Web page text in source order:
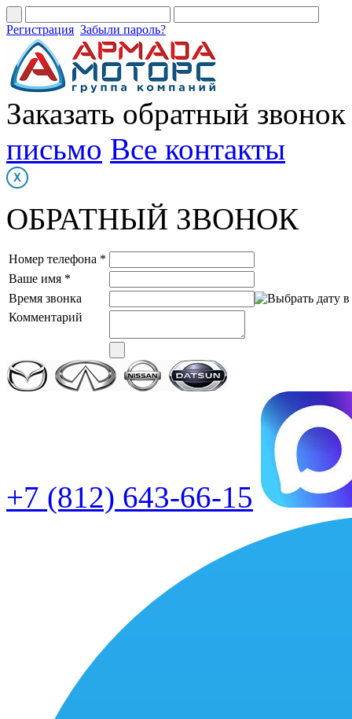
Регистрация Забыли пароль?
Заказать обратный звонок
письмо Все контакты
ОБРАТНЫЙ ЗВОНОК
Номер телефона *
Ваше имя *
Время звонка
Комментарий
+7 (812) 643-66-15